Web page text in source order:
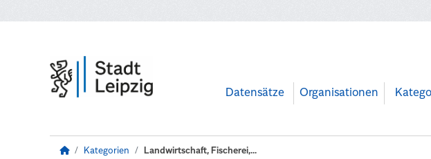
Datensätze Organisationen
Kategorien Landwirtschaft, Fischerei,...